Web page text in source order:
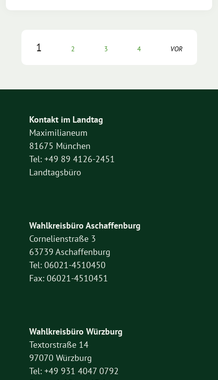
1 2 3 4 VOR
Kontakt im Landtag
Maximilianeum
81675 München
Tel: +49 89 4126-2451
Landtagsbüro
Wahlkreisbüro Aschaffenburg
Cornelienstraße 3
63739 Aschaffenburg
Tel: 06021-4510450
Fax: 06021-4510451
Wahlkreisbüro Würzburg
Textorstraße 14
97070 Würzburg
Tel: +49 931 4047 0792